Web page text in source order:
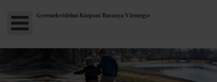
Gyermekvédelmi Központ Baranya Vármegye